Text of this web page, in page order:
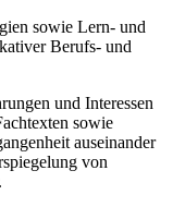
sowie Lern- und
Berufs- und
und Interessen
sowie
auseinander
von